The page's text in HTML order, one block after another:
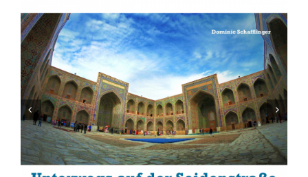
Poster, Karten, Medien
Sonstiges
Abo